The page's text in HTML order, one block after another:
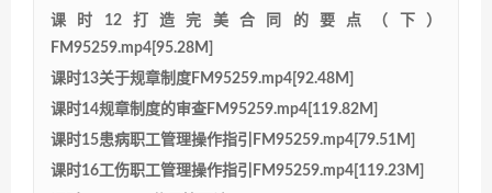
课时12打造完美合同的要点（下）
FM95259.mp4[95.28M]
课时13关于规章制度FM95259.mp4[92.48M]
课时14规章制度的审查FM95259.mp4[119.82M]
课时15患病职工管理操作指引FM95259.mp4[79.51M]
课时16工伤职工管理操作指引FM95259.mp4[119.23M]